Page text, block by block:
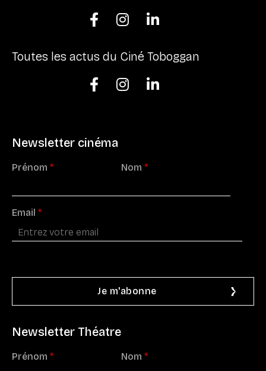

 
Toutes les actus du Ciné Toboggan

 
Newsletter cinéma
Prénom * Nom *
Email *
Newsletter Théatre
Prénom * Nom *